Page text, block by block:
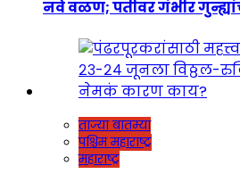
नवे वळण; पतीवर गंभीर
ताज्या बातम्या
पश्चिम महाराष्ट्र
महाराष्ट्र